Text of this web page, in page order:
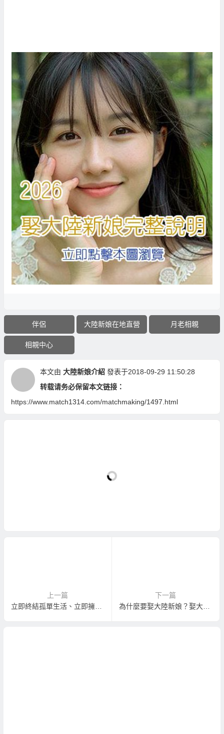
伴侶 大陸新娘在地直營 月老相親
相親中心
本文由 大陸新娘介紹 發表于2018-09-29 11:50:28
转载请务必保留本文链接：
https://www.match1314.com/matchmaking/1497.html
上一篇
立即終結孤單生活、立即擁有老伴！
下一篇
為什麼要娶大陸新娘？娶大陸新娘有什麼好處？